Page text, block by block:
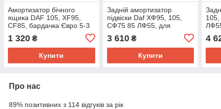
Амортизатор бічного
ящика DAF 105, XF95,
CF85, бардачка Євро 5-3
1682196
1 320 ₴
Купити
Задній амортизатор
підвіски Daf ХФ95, 105,
СФ75 85 ЛФ55, для
Sabo 1450885 890238
3 610₴
Купити
4
Про нас
89% позитивних з 114 відгуків за рік